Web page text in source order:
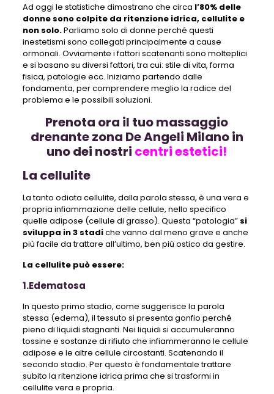
Ad oggi le statistiche dimostrano che circa l’80% delle
donne sono colpite da ritenzione idrica, cellulite e
non solo.Parliamo solo di donne perché questi
inestetismi sono collegati principalmente a cause
ormonali. Ovviamente i fattori scatenanti sono molteplici
e si basano su diversi fattori, tra cui: stile di vita, forma
fisica, patologie ecc. Iniziamo partendo dalle
fondamenta, per comprendere meglio la radice del
problema e le possibili soluzioni.
Prenota ora il tuo massaggio
drenante zona De Angeli Milano in
uno dei nostri centri estetici!
La cellulite
La tanto odiata cellulite, dalla parola stessa, è una vera e
propria infiammazione delle cellule, nello specifico
quelle adipose (cellule di grasso). Questa “patologia” si
sviluppa in 3 stadiche vanno dal meno grave e anche
più facile da trattare all’ultimo, ben più ostico da gestire.
La cellulite può essere:
1.Edematosa
In questo primo stadio, come suggerisce la parola
stessa (edema), il tessuto si presenta gonfio perché
pieno di liquidi stagnanti. Nei liquidi si accumuleranno
tossine e sostanze di rifiuto che infiammeranno le cellule
adipose e le altre cellule circostanti. Scatenando il
secondo stadio. Per questo è fondamentale trattare
subito la ritenzione idrica prima che si trasformi in
cellulite vera e propria.